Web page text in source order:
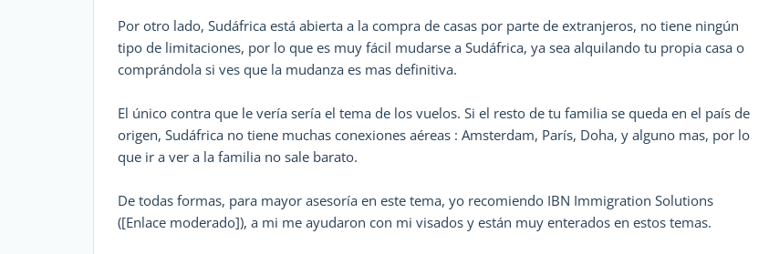
Por otro lado, Sudáfrica está abierta a la compra de casas por parte de extranjeros, no tiene ningún
tipo de limitaciones, por lo que es muy fácil mudarse a Sudáfrica, ya sea alquilando tu propia casa o
comprándola si ves que la mudanza es mas definitiva.
El único contra que le vería sería el tema de los vuelos. Si el resto de tu familia se queda en el país de
origen, Sudáfrica no tiene muchas conexiones aéreas : Amsterdam, París, Doha, y alguno mas, por lo
que ir a ver a la familia no sale barato.
De todas formas, para mayor asesoría en este tema, yo recomiendo IBN Immigration Solutions
([Enlace moderado]), a mi me ayudaron con mi visados y están muy enterados en estos temas.